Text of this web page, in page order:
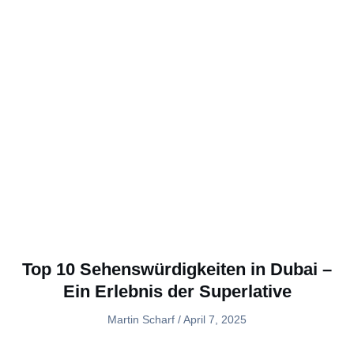
Top 10 Sehenswürdigkeiten in Dubai –
Ein Erlebnis der Superlative
Martin Scharf April 7, 2025